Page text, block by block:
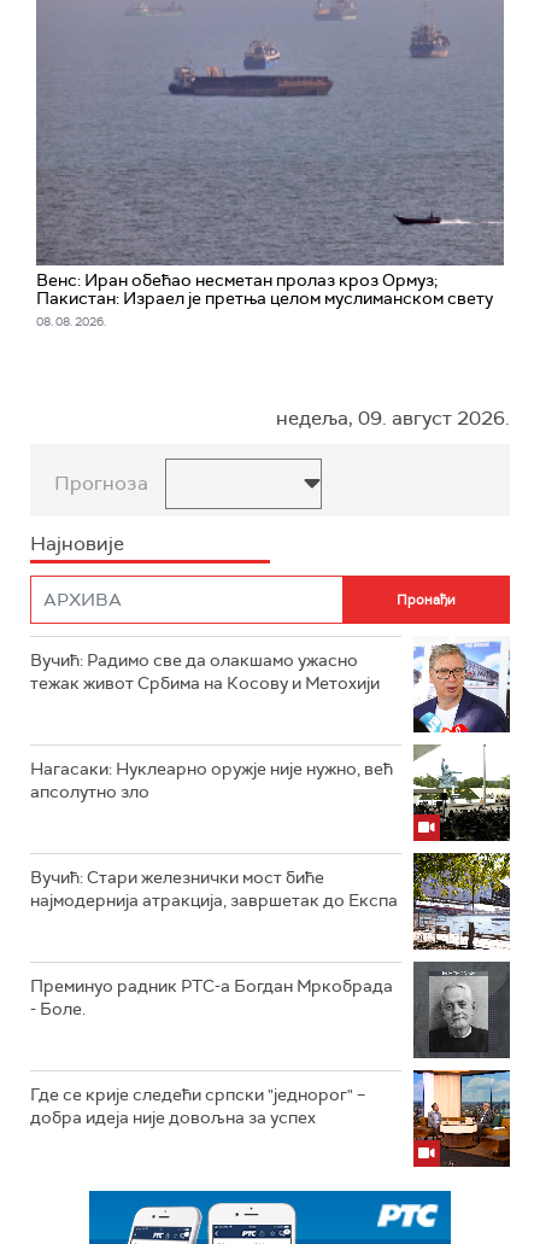
Венс: Иран обећао несметан пролаз кроз Ормуз;
Пакистан: Израел је претња целом муслиманском свету
08. 08. 2026.
недеља, 09. август 2026.
Прогноза
Најновије
Вучић: Радимо све да олакшамо ужасно
тежак живот Србима на Косову и Метохији
Нагасаки: Нуклеарно оружје није нужно, већ
апсолутно зло
Вучић: Стари железнички мост биће
најмодернија атракција, завршетак до Експа
Преминуо радник РТС-а Богдан Мркобрада
- Боле.
Где се крије следећи српски "једнорог" –
добра идеја није довољна за успех